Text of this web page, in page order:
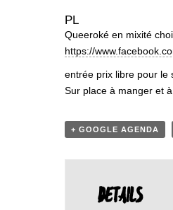
PL
Queeroké en mixité
https://
entrée prix libre pour le
Sur place à manger et
+ GOOGLE AGENDA
DETAILS